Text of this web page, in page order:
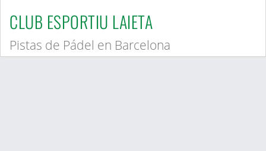
CLUB ESPORTIU LAIETA
Pistas de Pádel en Barcelona